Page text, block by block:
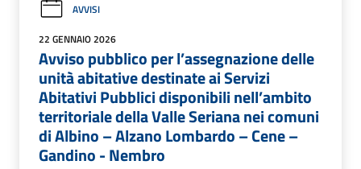
AVVISI
22 GENNAIO 2026
Avviso pubblico per l’assegnazione delle
unità abitative destinate ai Servizi
Abitativi Pubblici disponibili nell’ambito
territoriale della Valle Seriana nei comuni
di Albino – Alzano Lombardo – Cene –
Gandino - Nembro